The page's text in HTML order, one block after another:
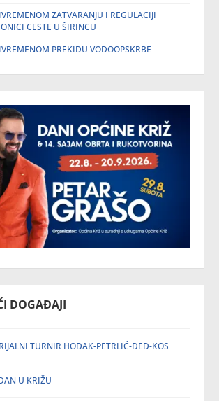
ZATVARANJU I REGULACIJI
CESTE U ŠIRINCU
PREKIDU VODOOPSKRBE
DOGAĐAJI
TURNIR HODAK-PETRLIĆ-DED-KOS
U KRIŽU